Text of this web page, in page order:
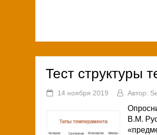
Тест структуры
14 ноября 2019 Автор:
В.М.